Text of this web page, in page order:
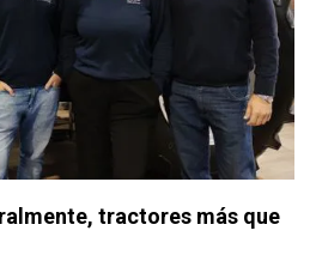
tractores más que